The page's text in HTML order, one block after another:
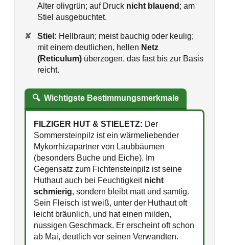
Alter olivgrün; auf Druck nicht blauend ; am
Stiel ausgebuchtet.
✘ Stiel: Hellbraun; meist bauchig oder keulig;
mit einem deutlichen, hellen Netz
(Reticulum) überzogen, das fast bis zur Basis
reicht.
🔍 Wichtigste Bestimmungsmerkmale
FILZIGER HUT & STIELETZ: Der
Sommersteinpilz ist ein wärmeliebender
Mykorrhizapartner von Laubbäumen
(besonders Buche und Eiche). Im
Gegensatz zum Fichtensteinpilz ist seine
Huthaut auch bei Feuchtigkeit nicht
schmierig, sondern bleibt matt und samtig.
Sein Fleisch ist weiß, unter der Huthaut oft
leicht bräunlich, und hat einen milden,
nussigen Geschmack. Er erscheint oft schon
ab Mai, deutlich vor seinen Verwandten.